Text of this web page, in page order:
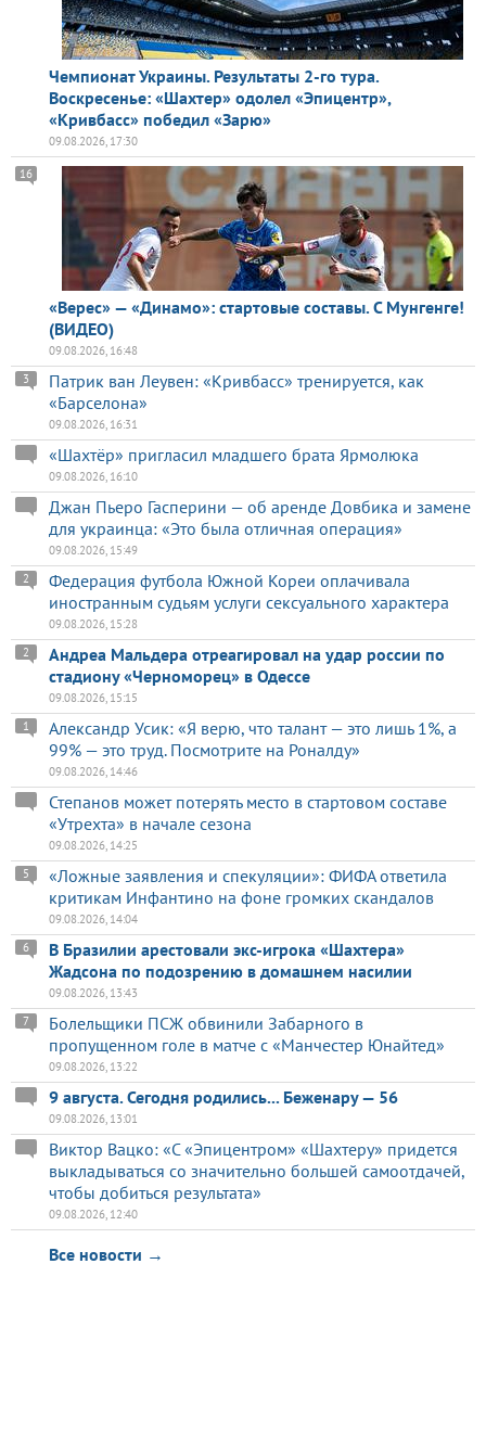
Чемпионат Украины. Результаты 2-го тура.
Воскресенье: «Шахтер» одолел «Эпицентр»,
«Кривбасс» победил «Зарю»
09.08.2026, 17:30
«Верес» — «Динамо»: стартовые составы. С Мунгенге!
(ВИДЕО)
16
09.08.2026, 16:48
Патрик ван Леувен: «Кривбасс» тренируется, как
«Барселона»
3
09.08.2026, 16:31
«Шахтёр» пригласил младшего брата Ярмолюка
09.08.2026, 16:10
Джан Пьеро Гасперини — об аренде Довбика и замене
для украинца: «Это была отличная операция»
09.08.2026, 15:49
Федерация футбола Южной Кореи оплачивала
иностранным судьям услуги сексуального характера
2
09.08.2026, 15:28
Андреа Мальдера отреагировал на удар россии по
стадиону «Черноморец» в Одессе
2
09.08.2026, 15:15
Александр Усик: «Я верю, что талант — это лишь 1%, а
99% — это труд. Посмотрите на Роналду»
1
09.08.2026, 14:46
Степанов может потерять место в стартовом составе
«Утрехта» в начале сезона
09.08.2026, 14:25
«Ложные заявления и спекуляции»: ФИФА ответила
критикам Инфантино на фоне громких скандалов
5
09.08.2026, 14:04
В Бразилии арестовали экс-игрока «Шахтера»
Жадсона по подозрению в домашнем насилии
6
09.08.2026, 13:43
Болельщики ПСЖ обвинили Забарного в
пропущенном голе в матче с «Манчестер Юнайтед»
7
09.08.2026, 13:22
9 августа. Сегодня родились... Беженару — 56
09.08.2026, 13:01
Виктор Вацко: «С «Эпицентром» «Шахтеру» придется
выкладываться со значительно большей самоотдачей,
чтобы добиться результата»
09.08.2026, 12:40
Все новости →